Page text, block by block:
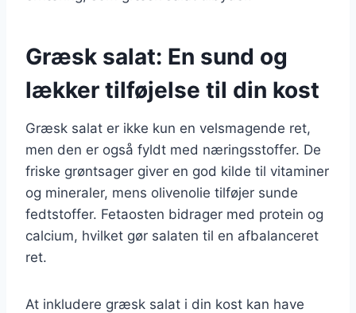
Græsk salat: En sund og
lækker tilføjelse til din kost
Græsk salat er ikke kun en velsmagende ret,
men den er også fyldt med næringsstoffer. De
friske grøntsager giver en god kilde til vitaminer
og mineraler, mens olivenolie tilføjer sunde
fedtstoffer. Fetaosten bidrager med protein og
calcium, hvilket gør salaten til en afbalanceret
ret.
At inkludere græsk salat i din kost kan have